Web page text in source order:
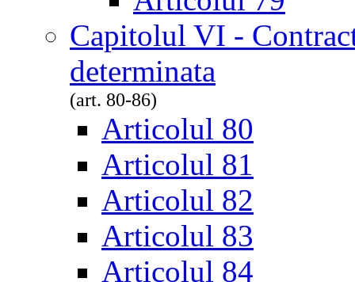
Capitolul VI -
determinata
(art. 80-86)
Articolul 80
Articolul 81
Articolul 82
Articolul 83
Articolul 84